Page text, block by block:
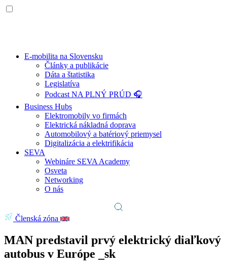
E-mobilita na Slovensku
Články a publikácie
Dáta a štatistika
Legislatíva
Podcast NA PLNÝ PRÚD 🎧
Business Hubs
Elektromobily vo firmách
Elektrická nákladná doprava
Automobilový a batériový priemysel
Digitalizácia a elektrifikácia
SEVA
Webináre SEVA Academy
Osveta
Networking
O nás
Členská zóna
MAN predstavil prvý elektrický diaľkový
autobus v Európe _sk